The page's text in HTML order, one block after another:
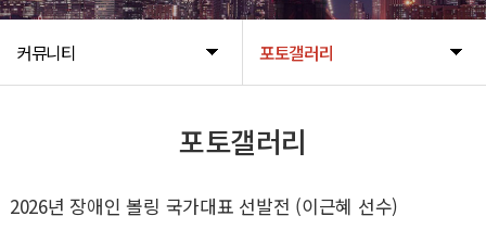
커뮤니티 포토갤러리
포토갤러리
2026년 장애인 볼링 국가대표 선발전 (이근혜 선수)